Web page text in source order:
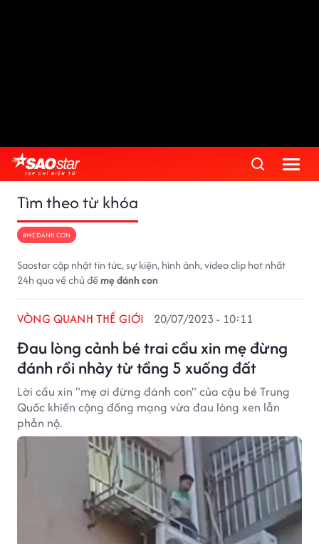
Tìm theo từ khóa
#MẸ ĐÁNH CON
Saostar cập nhật tin tức, sự kiện, hình ảnh, video clip hot nhất
24h qua về chủ đềmẹ đánh con
Đau lòng cảnh bé trai cầu xin mẹ đừng
đánh rồi nhảy từ tầng 5 xuống đất
VÒNG QUANH THẾ GIỚI 20/07/2023 - 10:11
Lời cầu xin "mẹ ơi đừng đánh con" của cậu bé Trung
Quốc khiến cộng đồng mạng vừa đau lòng xen lẫn
phẫn nộ.